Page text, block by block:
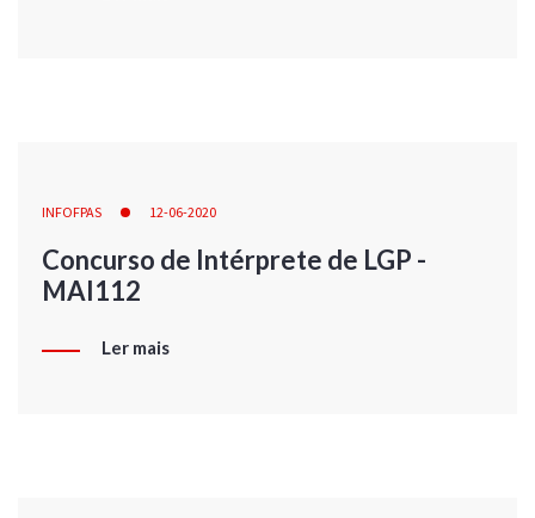
INFOFPAS 12-06-2020
Concurso de Intérprete de LGP -
MAI112
Ler mais